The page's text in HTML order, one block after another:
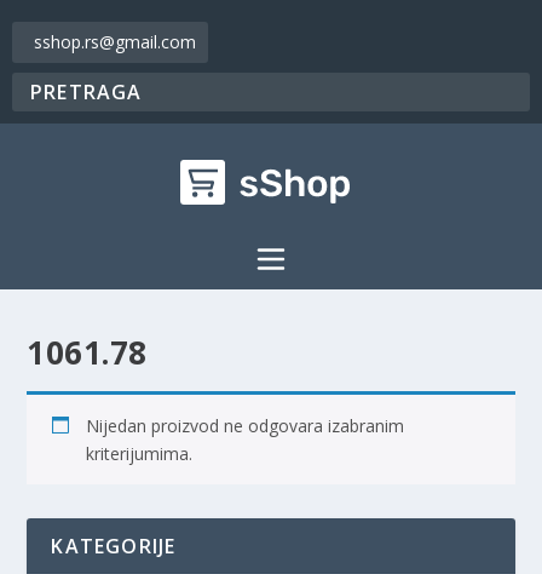
sshop.rs@gmail.com
1061.78
Nijedan proizvod ne odgovara izabranim
kriterijumima.
KATEGORIJE